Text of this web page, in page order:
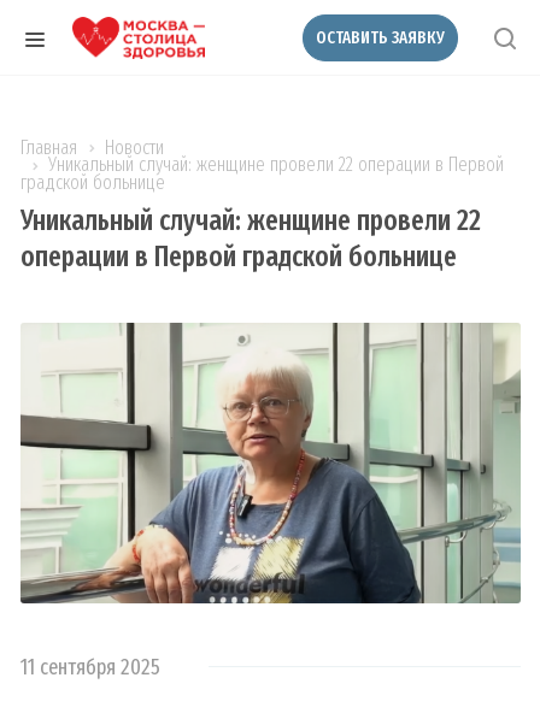
ОСТАВИТЬ ЗАЯВКУ
Главная Новости
Уникальный случай: женщине провели 22 операции в Первой
градской больнице
Уникальный случай: женщине провели 22
операции в Первой градской больнице
11 сентября 2025